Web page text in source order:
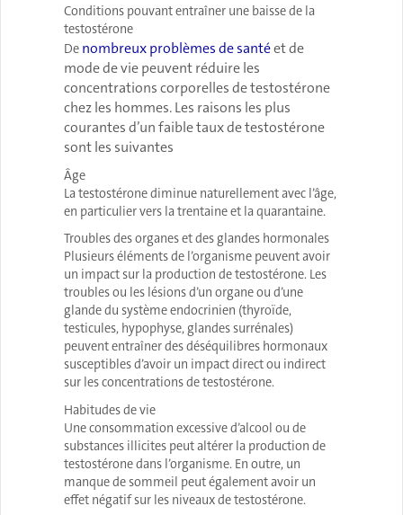
Conditions pouvant entraîner une baisse de la
testostérone
De nombreux problèmes de santéet de
mode de vie peuvent réduire les
concentrations corporelles de testostérone
chez les hommes. Les raisons les plus
courantes d’un faible taux de testostérone
sont les suivantes
Âge
La testostérone diminue naturellement avec l’âge,
en particulier vers la trentaine et la quarantaine.
Troubles des organes et des glandes hormonales
Plusieurs éléments de l’organisme peuvent avoir
un impact sur la production de testostérone. Les
troubles ou les lésions d’un organe ou d’une
glande du système endocrinien (thyroïde,
testicules, hypophyse, glandes surrénales)
peuvent entraîner des déséquilibres hormonaux
susceptibles d’avoir un impact direct ou indirect
sur les concentrations de testostérone.
Habitudes de vie
Une consommation excessive d’alcool ou de
substances illicites peut altérer la production de
testostérone dans l’organisme. En outre, un
manque de sommeil peut également avoir un
effet négatif sur les niveaux de testostérone.